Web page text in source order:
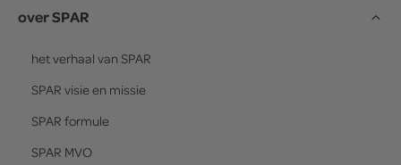
over SPAR
het verhaal van SPAR
SPAR visie en missie
SPAR formule
SPAR MVO